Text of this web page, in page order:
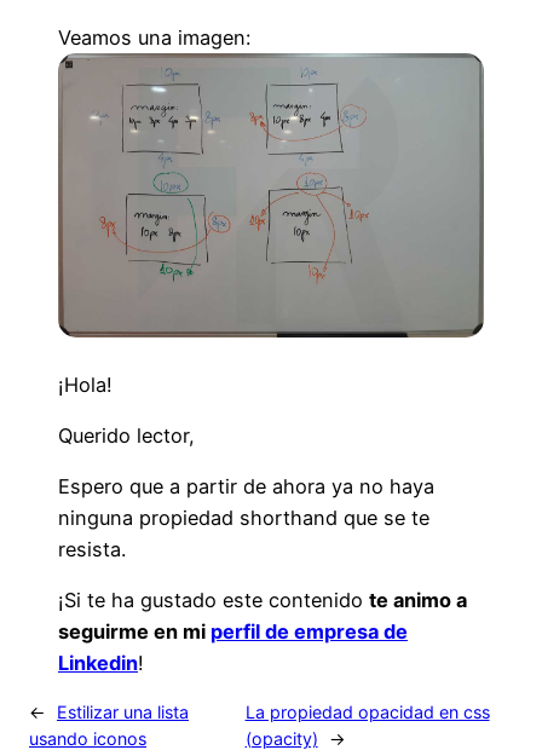
Veamos una imagen:
¡Hola!
Querido lector,
Espero que a partir de ahora ya no haya
ninguna propiedad shorthand que se te
resista.
¡Si te ha gustado este contenido te animo a
seguirme en mi perfil de empresa de
Linkedin!
←
Estilizar una lista
usando iconos
La propiedad opacidad en css
(opacity)
→